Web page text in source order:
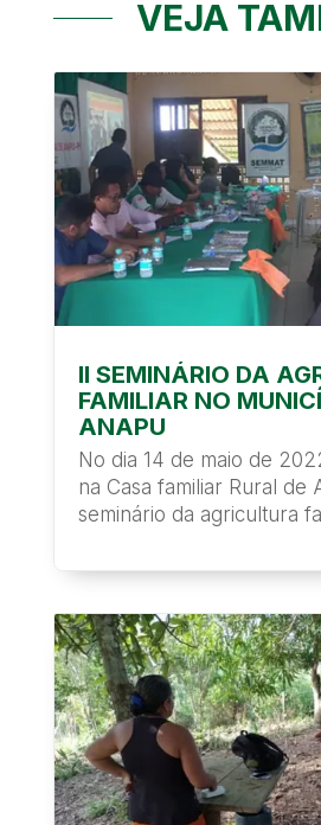
VEJA
II SEMINÁRIO DA
FAMILIAR NO
ANAPU
No dia 14 de maio de
na Casa familiar Rural de
seminário da agricultura